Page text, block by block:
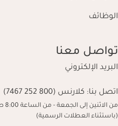
الوظائف
تواصل معنا
البريد الإلكتروني
اتصل بنا: كلارنس (800 252 7467)
من الاثنين إلى الجمعة - من الساعة 8:00 صباحاً حتى 5:00 مساءً
(باستثناء العطلات الرسمية)